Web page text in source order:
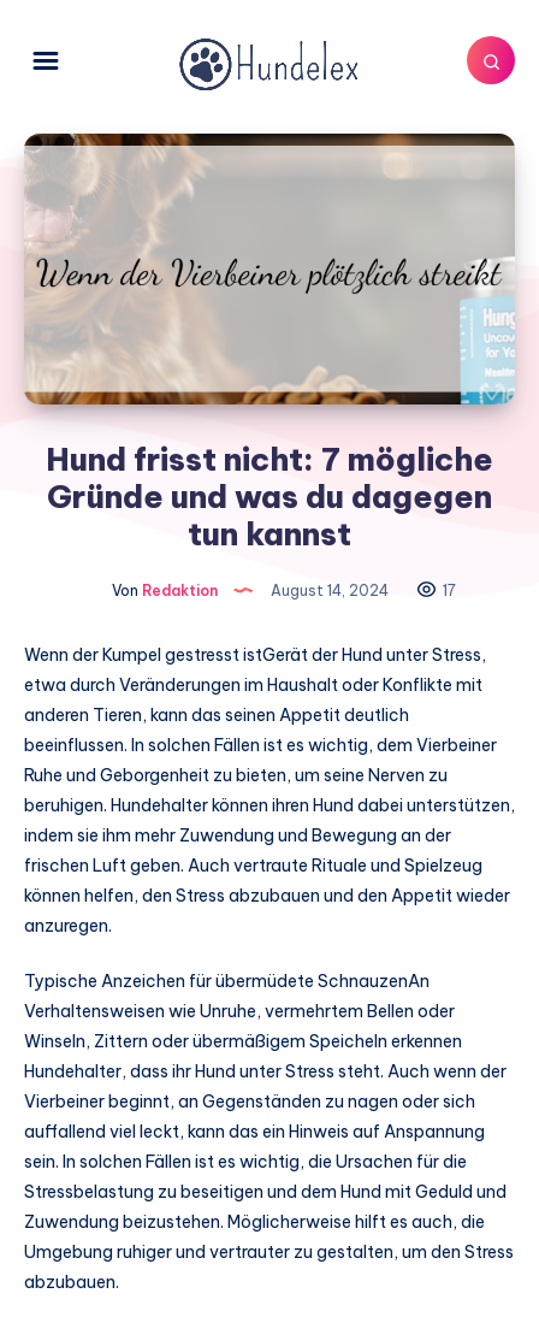
Hund frisst nicht: 7 mögliche
Gründe und was du dagegen
tun kannst
Von Redaktion August 14, 2024 17
Wenn der Kumpel gestresst istGerät der Hund unter Stress,
etwa durch Veränderungen im Haushalt oder Konflikte mit
anderen Tieren, kann das seinen Appetit deutlich
beeinflussen. In solchen Fällen ist es wichtig, dem Vierbeiner
Ruhe und Geborgenheit zu bieten, um seine Nerven zu
beruhigen. Hundehalter können ihren Hund dabei unterstützen,
indem sie ihm mehr Zuwendung und Bewegung an der
frischen Luft geben. Auch vertraute Rituale und Spielzeug
können helfen, den Stress abzubauen und den Appetit wieder
anzuregen.
Typische Anzeichen für übermüdete SchnauzenAn
Verhaltensweisen wie Unruhe, vermehrtem Bellen oder
Winseln, Zittern oder übermäßigem Speicheln erkennen
Hundehalter, dass ihr Hund unter Stress steht. Auch wenn der
Vierbeiner beginnt, an Gegenständen zu nagen oder sich
auffallend viel leckt, kann das ein Hinweis auf Anspannung
sein. In solchen Fällen ist es wichtig, die Ursachen für die
Stressbelastung zu beseitigen und dem Hund mit Geduld und
Zuwendung beizustehen. Möglicherweise hilft es auch, die
Umgebung ruhiger und vertrauter zu gestalten, um den Stress
abzubauen.